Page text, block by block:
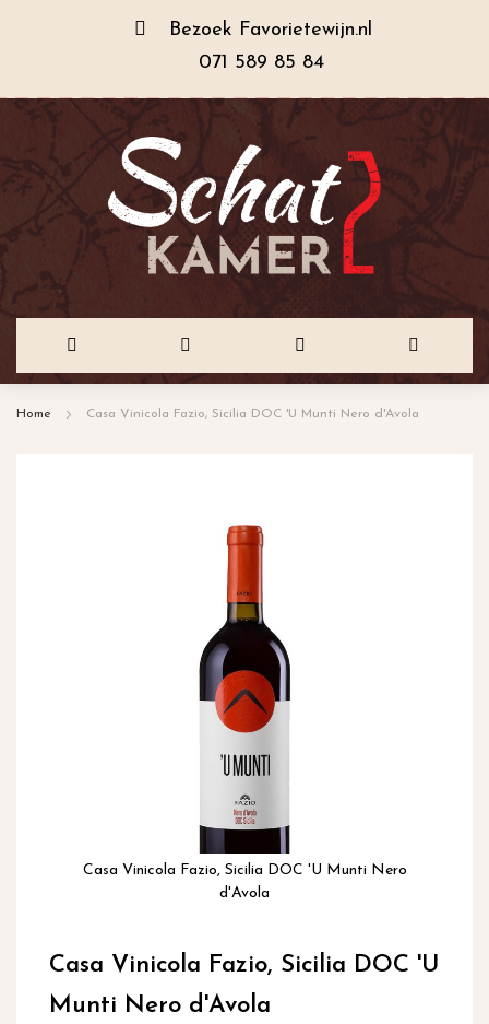
Bezoek Favorietewijn.nl
071 589 85 84
Home Casa Vinicola Fazio, Sicilia DOC 'U Munti Nero d'Avola
Casa Vinicola Fazio, Sicilia DOC 'U Munti Nero
d'Avola
het
begin
van
Casa Vinicola Fazio, Sicilia DOC 'U
Munti Nero d'Avola